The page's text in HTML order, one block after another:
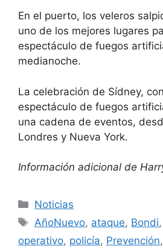
En el puerto, los veleros
uno de los mejores lugares
espectáculo de fuegos
medianoche.
La celebración de Sídney,
espectáculo de fuegos
una cadena de eventos,
Londres y Nueva York.
Información adicional de
Categorías
Noticias
Etiquetas
AñoNuevo, ataque, Bondi,
operativo, policía, Prevención,